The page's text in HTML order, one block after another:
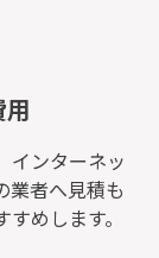
インターネッ
業者へ見積も
めします。